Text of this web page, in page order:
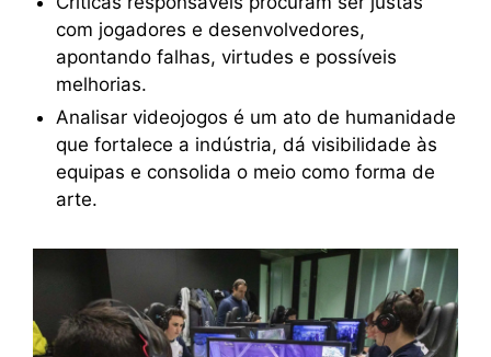
com jogadores e desenvolvedores,
apontando falhas, virtudes e possíveis
melhorias.
Analisar videojogos é um ato de humanidade
que fortalece a indústria, dá visibilidade às
equipas e consolida o meio como forma de
arte.